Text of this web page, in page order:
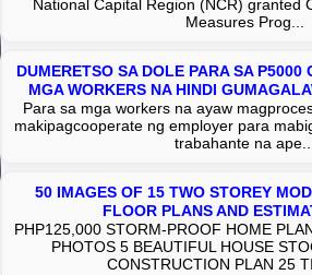
National Capital Region (NCR) granted
Measures Prog...
DUMERETSO SA DOLE PARA SA P5000
MGA WORKERS NA HINDI
Para sa mga workers na ayaw
makipagcooperate ng employer para
trabahante na
50 IMAGES OF 15 TWO STOREY
FLOOR PLANS AND
PHP125,000 STORM-PROOF HOME
PHOTOS 5 BEAUTIFUL HOUSE
CONSTRUCTION PLAN 25